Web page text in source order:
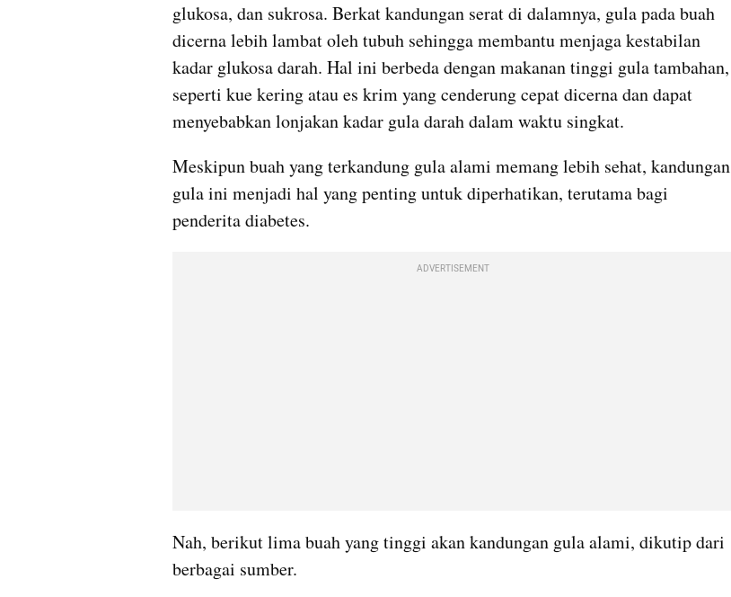
glukosa, dan sukrosa. Berkat kandungan serat di dalamnya, gula pada buah
dicerna lebih lambat oleh tubuh sehingga membantu menjaga kestabilan
kadar glukosa darah. Hal ini berbeda dengan makanan tinggi gula tambahan,
seperti kue kering atau es krim yang cenderung cepat dicerna dan dapat
menyebabkan lonjakan kadar gula darah dalam waktu singkat.
Meskipun buah yang terkandung gula alami memang lebih sehat, kandungan
gula ini menjadi hal yang penting untuk diperhatikan, terutama bagi
penderita diabetes.
ADVERTISEMENT
Nah, berikut lima buah yang tinggi akan kandungan gula alami, dikutip dari
berbagai sumber.